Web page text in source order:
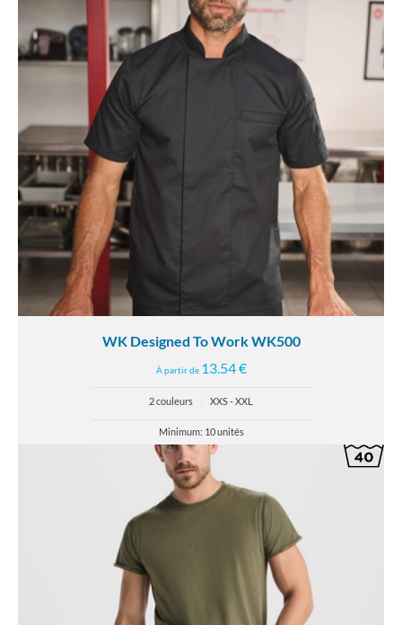
WK Designed To Work WK500
À partir de 13.54 €
2 couleurs XXS - XXL
Minimum: 10 unités